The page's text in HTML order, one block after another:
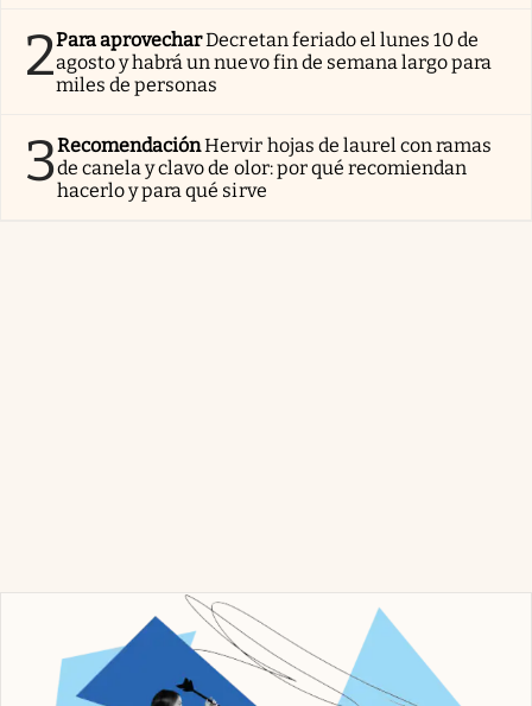
2Para aprovecharDecretan feriado el lunes 10 de
agosto y habrá un nuevo fin de semana largo para
miles de personas
3RecomendaciónHervir hojas de laurel con ramas
de canela y clavo de olor: por qué recomiendan
hacerlo y para qué sirve